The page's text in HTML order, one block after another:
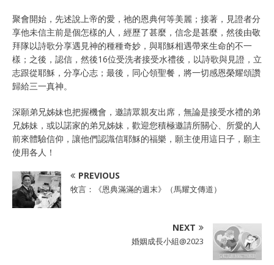
聚會開始，先述說上帝的愛，祂的恩典何等美麗；接著，見證者分
享他未信主前是個怎樣的人，經歷了甚麼，信念是甚麼，然後由敬
拜隊以詩歌分享遇見神的種種奇妙，與耶穌相遇帶來生命的不一
樣；之後，認信，然後16位受洗者接受水禮後，以詩歌與見證，立
志跟從耶穌，分享心志；最後，同心領聖餐，將一切感恩榮耀頌讚
歸給三一真神。
深願弟兄姊妹也把握機會，邀請眾親友出席，無論是接受水禮的弟
兄姊妹，或以諾家的弟兄姊妹，歡迎您積極邀請所關心、所愛的人
前來體驗信仰，讓他們認識信耶穌的福樂，願主使用這日子，願主
使用各人！
PREVIOUS
牧言：《恩典滿滿的週末》（馬耀文傳道）
NEXT
婚姻成長小組@2023